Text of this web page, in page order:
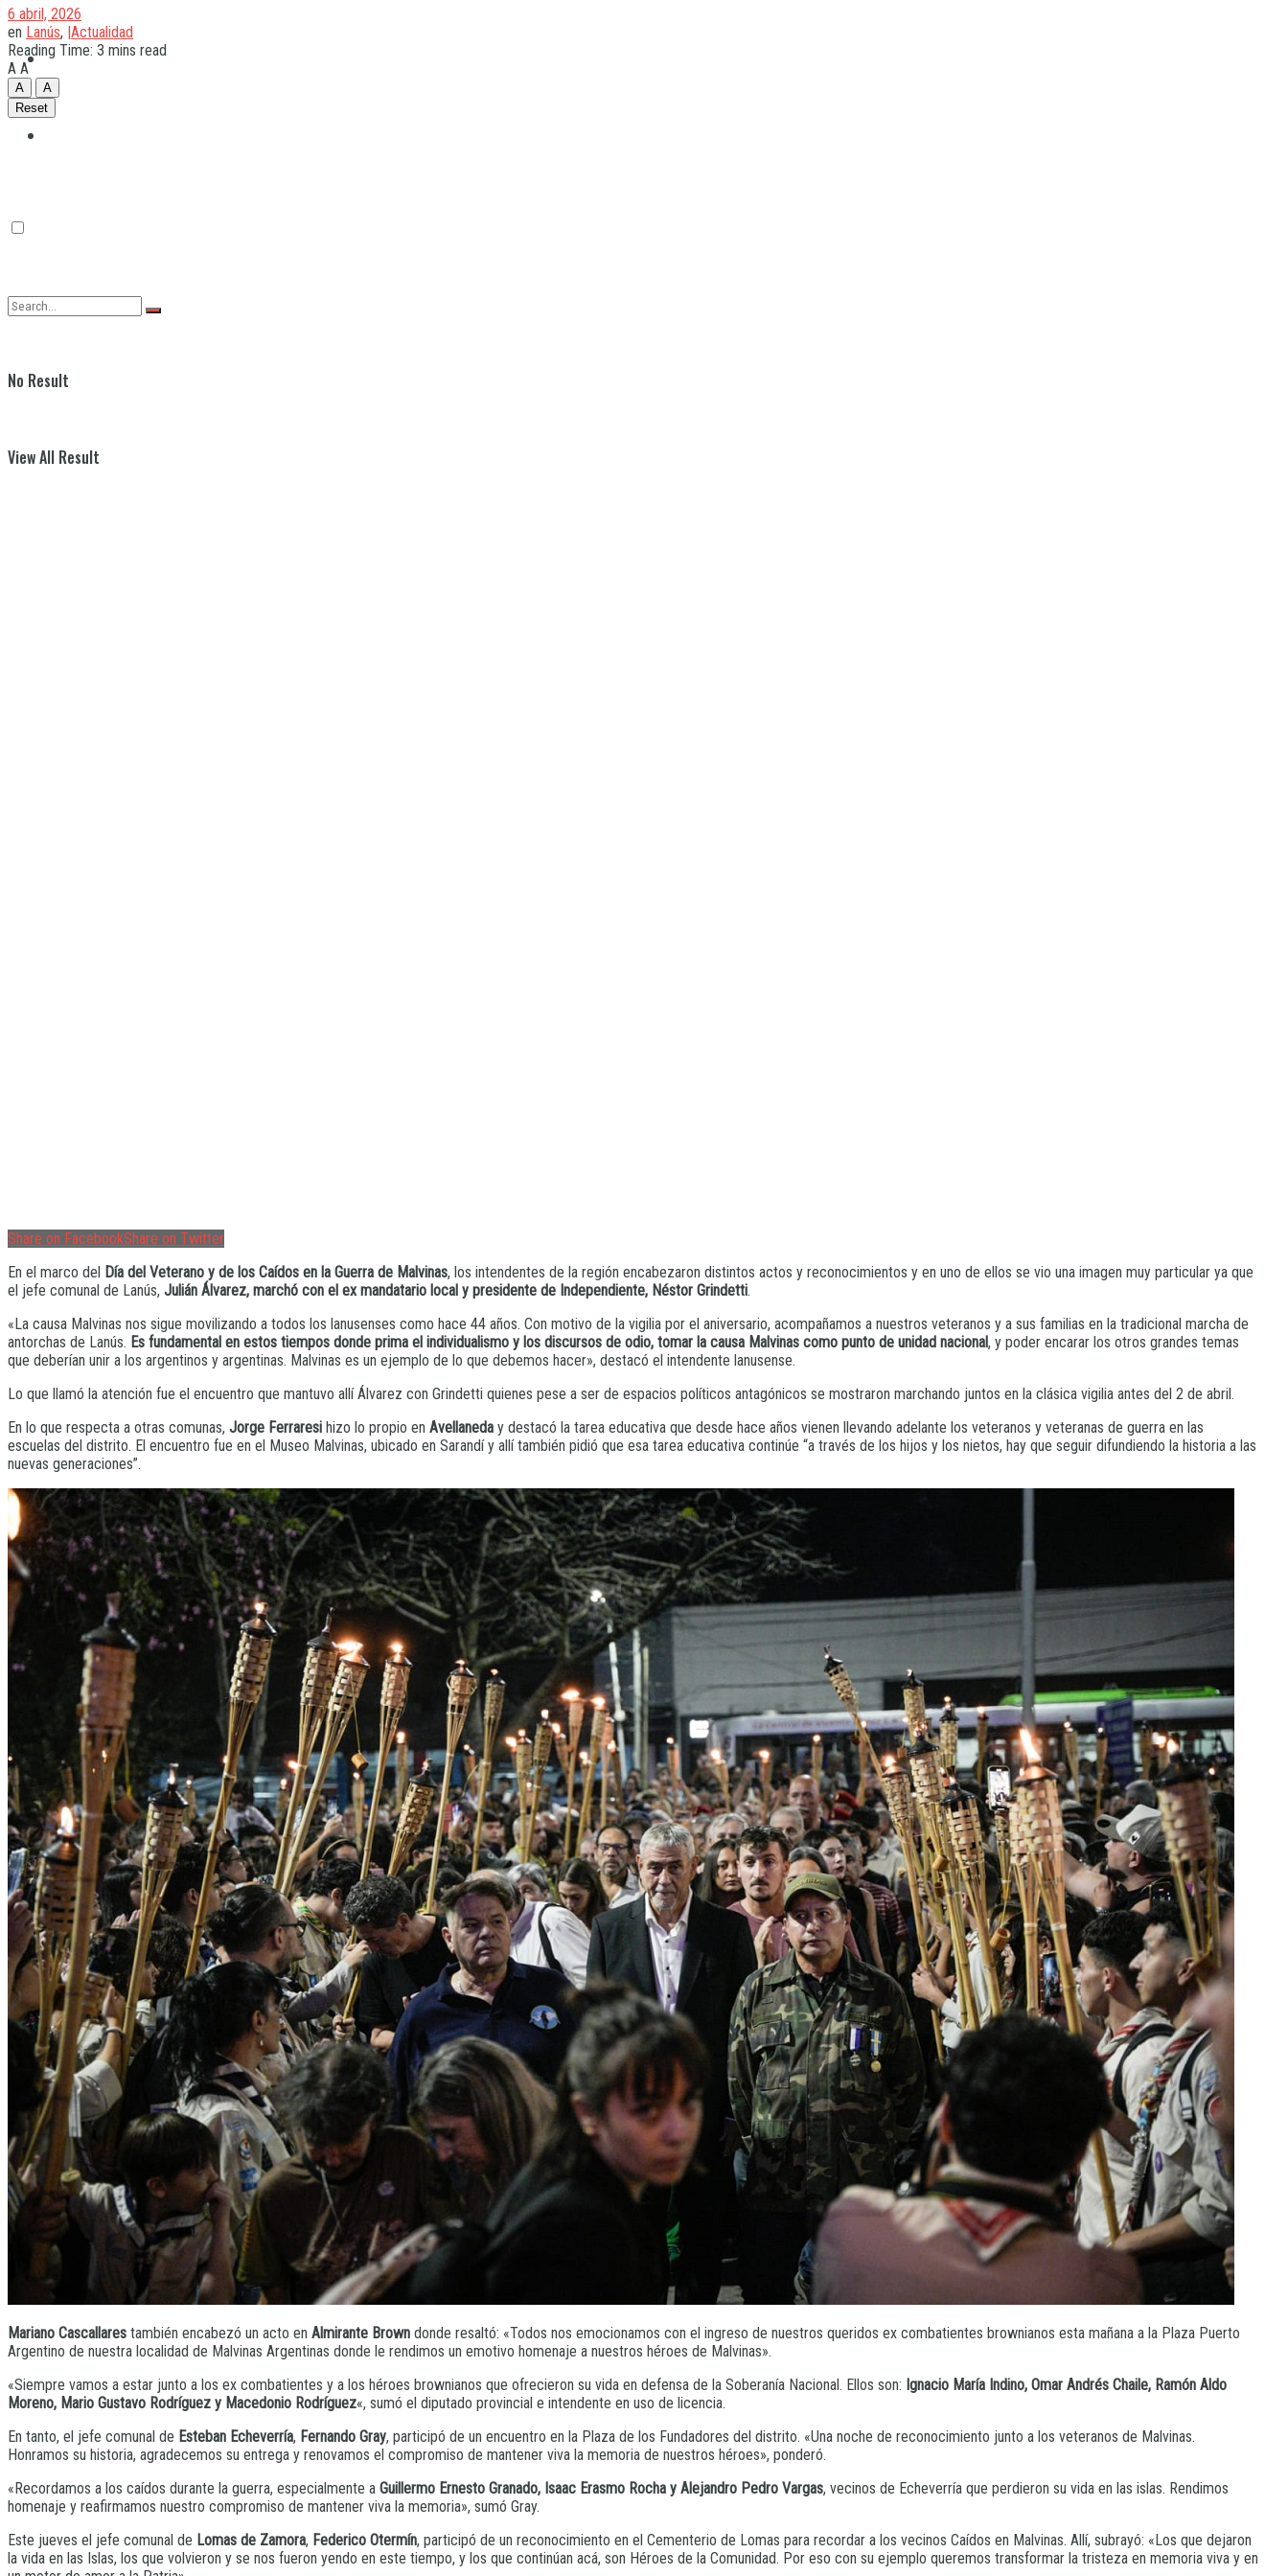
Quilmes
No Result
View All Result
6 abril, 2026
en Lanús, |Actualidad
Reading Time: 3 mins read
A A
A
A
Reset
Share on FacebookShare on Twitter
En el marco del Día del Veterano y de los Caídos en la Guerra de Malvinas, los intendentes de la región encabezaron distintos actos y reconocimientos y en uno de ellos se vio una imagen muy particular ya que
el jefe comunal de Lanús, Julián Álvarez, marchó con el ex mandatario local y presidente de Independiente, Néstor Grindetti.
«La causa Malvinas nos sigue movilizando a todos los lanusenses como hace 44 años. Con motivo de la vigilia por el aniversario, acompañamos a nuestros veteranos y a sus familias en la tradicional marcha de
antorchas de Lanús. Es fundamental en estos tiempos donde prima el individualismo y los discursos de odio, tomar la causa Malvinas como punto de unidad nacional, y poder encarar los otros grandes temas
que deberían unir a los argentinos y argentinas. Malvinas es un ejemplo de lo que debemos hacer», destacó el intendente lanusense.
Lo que llamó la atención fue el encuentro que mantuvo allí Álvarez con Grindetti quienes pese a ser de espacios políticos antagónicos se mostraron marchando juntos en la clásica vigilia antes del 2 de abril.
En lo que respecta a otras comunas, Jorge Ferraresi hizo lo propio en Avellaneda y destacó la tarea educativa que desde hace años vienen llevando adelante los veteranos y veteranas de guerra en las
escuelas del distrito. El encuentro fue en el Museo Malvinas, ubicado en Sarandí y allí también pidió que esa tarea educativa continúe “a través de los hijos y los nietos, hay que seguir difundiendo la historia a las
nuevas generaciones”.
Mariano Cascallares también encabezó un acto en Almirante Brown donde resaltó: «Todos nos emocionamos con el ingreso de nuestros queridos ex combatientes brownianos esta mañana a la Plaza Puerto
Argentino de nuestra localidad de Malvinas Argentinas donde le rendimos un emotivo homenaje a nuestros héroes de Malvinas».
«Siempre vamos a estar junto a los ex combatientes y a los héroes brownianos que ofrecieron su vida en defensa de la Soberanía Nacional. Ellos son: Ignacio María Indino, Omar Andrés Chaile, Ramón Aldo
Moreno, Mario Gustavo Rodríguez y Macedonio Rodríguez«, sumó el diputado provincial e intendente en uso de licencia.
En tanto, el jefe comunal de Esteban Echeverría, Fernando Gray, participó de un encuentro en la Plaza de los Fundadores del distrito. «Una noche de reconocimiento junto a los veteranos de Malvinas.
Honramos su historia, agradecemos su entrega y renovamos el compromiso de mantener viva la memoria de nuestros héroes», ponderó.
«Recordamos a los caídos durante la guerra, especialmente a Guillermo Ernesto Granado, Isaac Erasmo Rocha y Alejandro Pedro Vargas, vecinos de Echeverría que perdieron su vida en las islas. Rendimos
homenaje y reafirmamos nuestro compromiso de mantener viva la memoria», sumó Gray.
Este jueves el jefe comunal de Lomas de Zamora, Federico Otermín, participó de un reconocimiento en el Cementerio de Lomas para recordar a los vecinos Caídos en Malvinas. Allí, subrayó: «Los que dejaron
la vida en las Islas, los que volvieron y se nos fueron yendo en este tiempo, y los que continúan acá, son Héroes de la Comunidad. Por eso con su ejemplo queremos transformar la tristeza en memoria viva y en